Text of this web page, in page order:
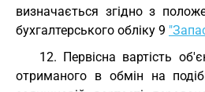
визначається згідно з
бухгалтерського обліку 9
12. Первісна вартість
отриманого в обмін на